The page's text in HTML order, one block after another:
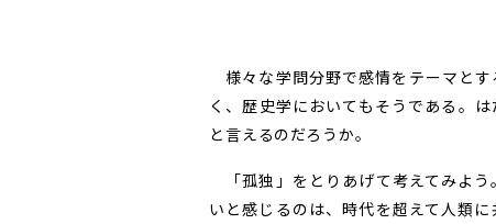
様々な学問分野で感情をテーマと
く、歴史学においてもそうである。
と言えるのだろうか。
「孤独」をとりあげて考えてみよ
いと感じるのは、時代を超えて人類